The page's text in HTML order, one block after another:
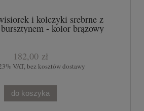
i kolczyki srebrne z
- kolor brązowy
182,00 zł
VAT, bez kosztów dostawy
do koszyka